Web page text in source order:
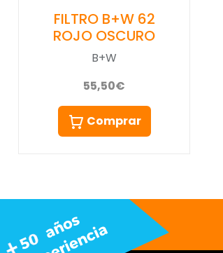
FILTRO B+W 62
ROJO OSCURO
B+W
55,50€
Comprar